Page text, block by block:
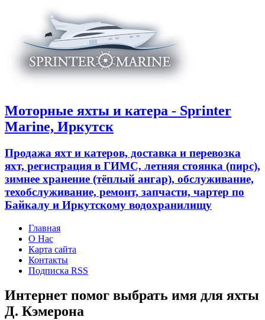
Моторные яхты и катера - Sprinter
Marine, Иркутск
Продажа яхт и катеров, доставка и перевозка
яхт, регистрация в ГИМС, летняя стоянка (пирс),
зимнее хранение (тёплый ангар), обслуживание,
техобслуживание, ремонт, запчасти, чартер по
Байкалу и Иркутскому водохранилищу
Главная
О Нас
Карта сайта
Контакты
Подписка RSS
Интернет помог выбрать имя для яхты
Д. Кэмерона